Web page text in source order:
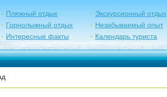
Пляжный отдых
Экскурсионный отдых
Горнолыжный отдых
Незабываемый опыт
Интересные факты
Календарь туриста